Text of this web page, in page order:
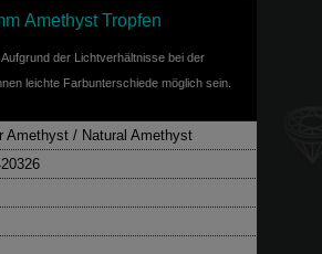
Amethyst Tropfen
der Lichtverhältnisse bei der
leichte Farbunterschiede möglich sein.
Amethyst / Natural Amethyst